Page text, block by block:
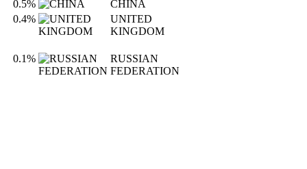
0.5%
CHINA
0.4%
UNITED
KINGDOM
0.1%
RUSSIAN
FEDERATION